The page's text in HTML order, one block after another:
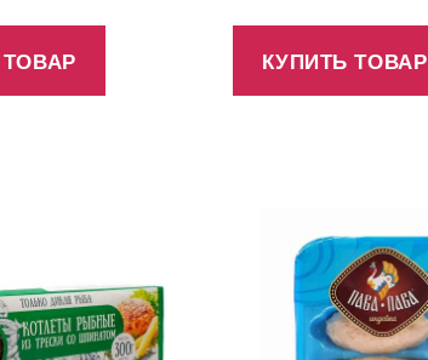
КУПИТЬ ТОВАР